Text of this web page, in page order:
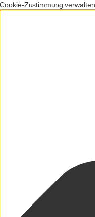
Cookie-Zustimmung verwalten